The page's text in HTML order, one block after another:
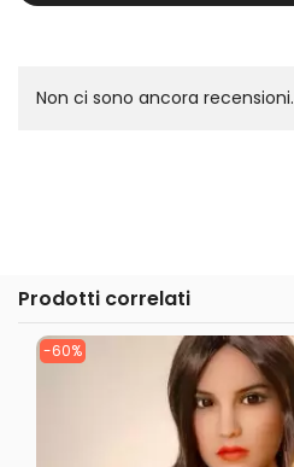
Non ci sono ancora recensioni.
Prodotti correlati
-60%